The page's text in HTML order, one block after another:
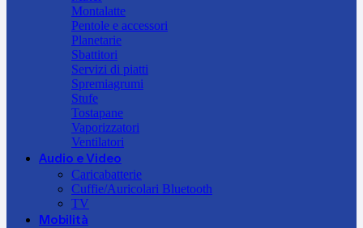
Montalatte
Pentole e accessori
Planetarie
Sbattitori
Servizi di piatti
Spremiagrumi
Stufe
Tostapane
Vaporizzatori
Ventilatori
Audio e Video
Caricabatterie
Cuffie/Auricolari Bluetooth
TV
Mobilità